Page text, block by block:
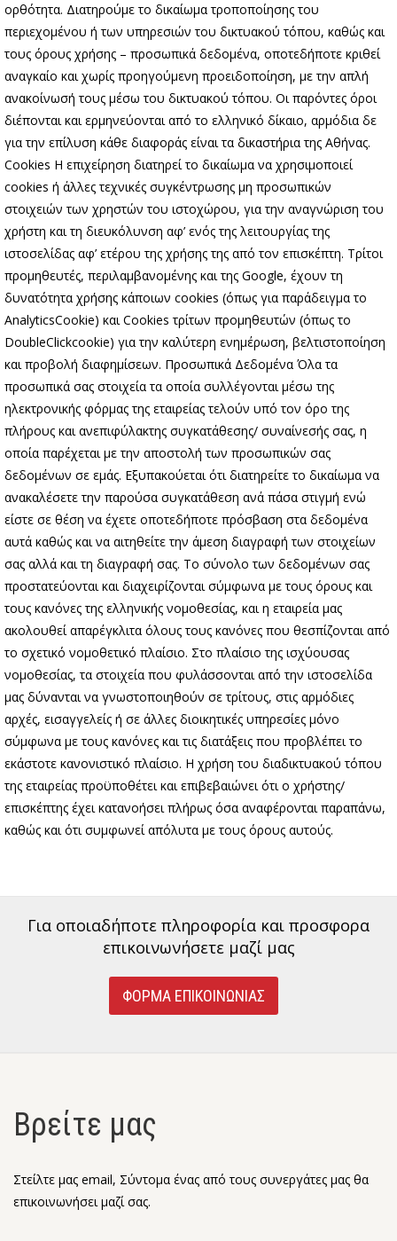
ορθότητα. Διατηρούμε το δικαίωμα τροποποίησης του
περιεχομένου ή των υπηρεσιών του δικτυακού τόπου, καθώς και
τους όρους χρήσης – προσωπικά δεδομένα, οποτεδήποτε κριθεί
αναγκαίο και χωρίς προηγούμενη προειδοποίηση, με την απλή
ανακοίνωσή τους μέσω του δικτυακού τόπου. Οι παρόντες όροι
διέπονται και ερμηνεύονται από το ελληνικό δίκαιο, αρμόδια δε
για την επίλυση κάθε διαφοράς είναι τα δικαστήρια της Αθήνας.
Cookies Η επιχείρηση διατηρεί το δικαίωμα να χρησιμοποιεί
cookies ή άλλες τεχνικές συγκέντρωσης μη προσωπικών
στοιχειών των χρηστών του ιστοχώρου, για την αναγνώριση του
χρήστη και τη διευκόλυνση αφ’ ενός της λειτουργίας της
ιστοσελίδας αφ’ ετέρου της χρήσης της από τον επισκέπτη. Τρίτοι
προμηθευτές, περιλαμβανομένης και της Google, έχουν τη
δυνατότητα χρήσης κάποιων cookies (όπως για παράδειγμα το
AnalyticsCookie) και Cookies τρίτων προμηθευτών (όπως το
DoubleClickcookie) για την καλύτερη ενημέρωση, βελτιστοποίηση
και προβολή διαφημίσεων. Προσωπικά Δεδομένα Όλα τα
προσωπικά σας στοιχεία τα οποία συλλέγονται μέσω της
ηλεκτρονικής φόρμας της εταιρείας τελούν υπό τον όρο της
πλήρους και ανεπιφύλακτης συγκατάθεσης/ συναίνεσής σας, η
οποία παρέχεται με την αποστολή των προσωπικών σας
δεδομένων σε εμάς. Εξυπακούεται ότι διατηρείτε το δικαίωμα να
ανακαλέσετε την παρούσα συγκατάθεση ανά πάσα στιγμή ενώ
είστε σε θέση να έχετε οποτεδήποτε πρόσβαση στα δεδομένα
αυτά καθώς και να αιτηθείτε την άμεση διαγραφή των στοιχείων
σας αλλά και τη διαγραφή σας. Το σύνολο των δεδομένων σας
προστατεύονται και διαχειρίζονται σύμφωνα με τους όρους και
τους κανόνες της ελληνικής νομοθεσίας, και η εταιρεία μας
ακολουθεί απαρέγκλιτα όλους τους κανόνες που θεσπίζονται από
το σχετικό νομοθετικό πλαίσιο. Στο πλαίσιο της ισχύουσας
νομοθεσίας, τα στοιχεία που φυλάσσονται από την ιστοσελίδα
μας δύνανται να γνωστοποιηθούν σε τρίτους, στις αρμόδιες
αρχές, εισαγγελείς ή σε άλλες διοικητικές υπηρεσίες μόνο
σύμφωνα με τους κανόνες και τις διατάξεις που προβλέπει το
εκάστοτε κανονιστικό πλαίσιο. Η χρήση του διαδικτυακού τόπου
της εταιρείας προϋποθέτει και επιβεβαιώνει ότι ο χρήστης/
επισκέπτης έχει κατανοήσει πλήρως όσα αναφέρονται παραπάνω,
καθώς και ότι συμφωνεί απόλυτα με τους όρους αυτούς.
Για οποιαδήποτε πληροφορία και προσφορα
επικοινωνήσετε μαζί μας
ΦΟΡΜΑ ΕΠΙΚΟΙΝΩΝΙΑΣ
Βρείτε μας
Στείλτε μας email, Σύντομα ένας από τους συνεργάτες μας θα
επικοινωνήσει μαζί σας.